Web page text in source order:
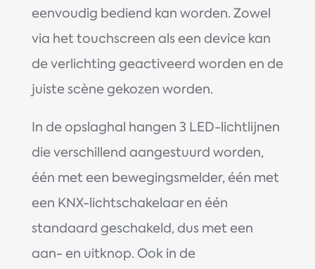
eenvoudig bediend kan worden. Zowel
via het touchscreen als een device kan
de verlichting geactiveerd worden en de
juiste scène gekozen worden.
In de opslaghal hangen 3 LED-lichtlijnen
die verschillend aangestuurd worden,
één met een bewegingsmelder, één met
een KNX-lichtschakelaar en één
standaard geschakeld, dus met een
aan- en uitknop. Ook in de